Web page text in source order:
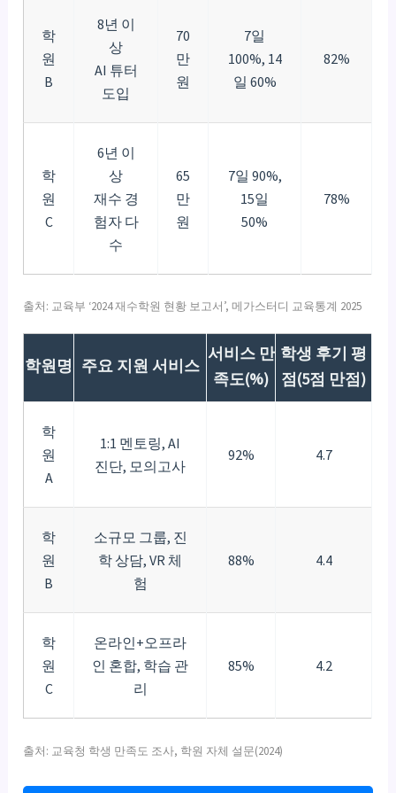
학
원
B
8년 이
상
AI 튜터
도입
70
만
원
7일
100%, 14
일 60%
82%
학
원
C
6년 이
상
재수 경
험자 다
수
65
만
원
7일 90%,
15일
50%
78%
출처: 교육부 ‘2024 재수학원 현황 보고서’, 메가스터디 교육통계 2025
학원명 주요 지원 서비스
서비스 만
족도(%)
학생 후기 평
점(5점 만점)
학
원
A
1:1 멘토링, AI
진단, 모의고사
92% 4.7
학
원
B
소규모 그룹, 진
학 상담, VR 체
험
88% 4.4
학
원
C
온라인+오프라
인 혼합, 학습 관
리
85% 4.2
출처: 교육청 학생 만족도 조사, 학원 자체 설문(2024)